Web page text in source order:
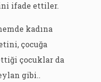
ifade ettiler.
kadına
çocuğa
çocuklar da
gibi..